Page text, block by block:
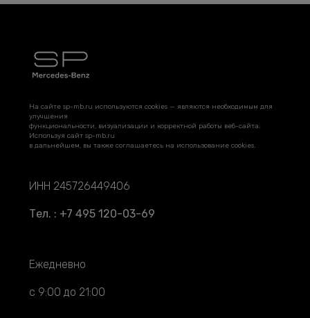
На сайте sp-mb.ru используются cookies — являются необходимым для
улучшения
функциональности, визуализации и корректной работы веб-сайта.
Используя сайт sp-mb.ru
в дальнейшем, вы также соглашаетесь на использование cookies.
ИНН 245726449406
Тел. : +7 495 120-03-69
Ежедневно
с 9:00 до 21:00